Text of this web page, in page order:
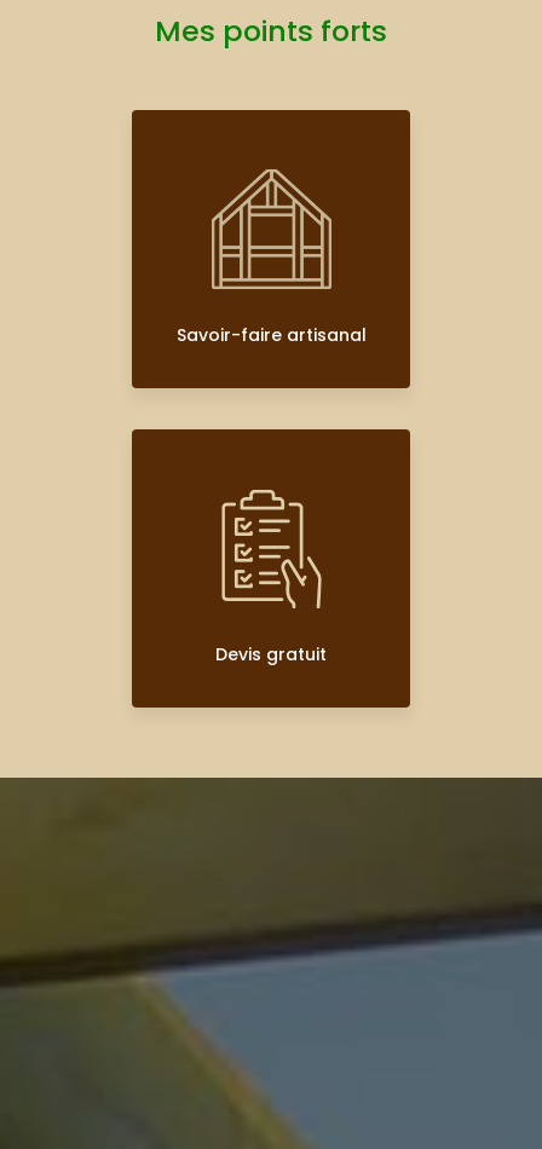
Mes points forts
Savoir-faire artisanal
Devis gratuit